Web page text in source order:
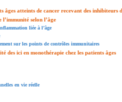
âges atteints de cancer recevant des
l’immunité selon l’âge
liée à l’âge
sur les points de contrôles immunitaires
des ici en monothérapie chez les patients âges
en vie réelle